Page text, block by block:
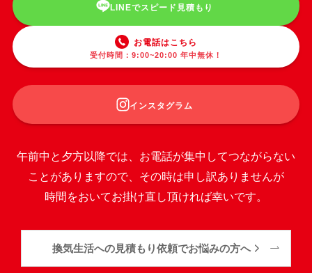
LINEでスピード見積もり
お電話はこちら
受付時間：9:00~20:00 年中無休！
インスタグラム
午前中と夕方以降では、お電話が集中してつながらない
ことがありますので、その時は申し訳ありませんが
時間をおいてお掛け直し頂ければ幸いです。
換気生活への見積もり依頼でお悩みの方へ